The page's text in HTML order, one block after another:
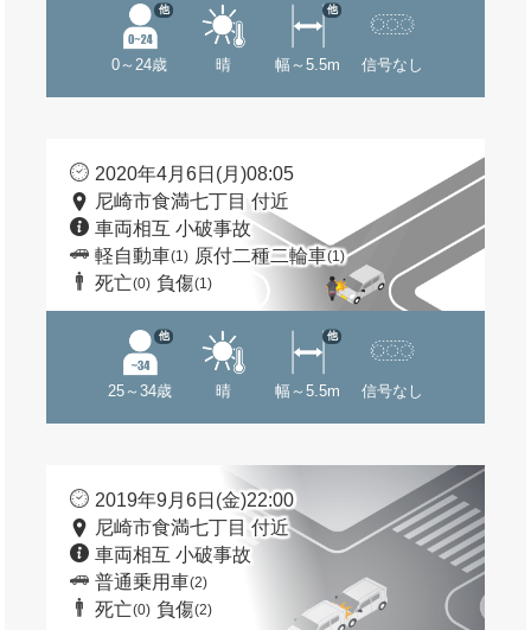
0～24歳
他
晴 幅～5.5m
他
信号なし
2020年4月6日(月)08:05
尼崎市食満七丁目 付近
車両相互 小破事故
軽自動車(1) 原付二種二輪車(1)
死亡(0) 負傷(1)
25～34歳
他
晴 幅～5.5m
他
信号なし
2019年9月6日(金)22:00
尼崎市食満七丁目 付近
車両相互 小破事故
普通乗用車(2)
死亡(0) 負傷(2)